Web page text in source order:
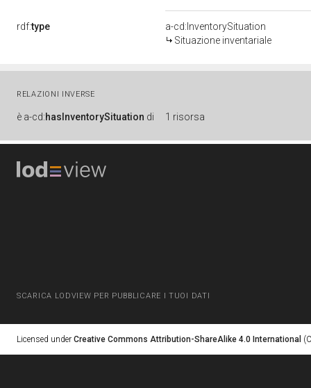
rdf:type
a-cd:InventorySituation
Situazione inventariale
RELAZIONI INVERSE
è a-cd:hasInventorySituation di 1 risorsa
SCARICA LODVIEW PER PUBBLICARE I TUOI DATI
Licensed under Creative Commons Attribution-ShareAlike 4.0 International